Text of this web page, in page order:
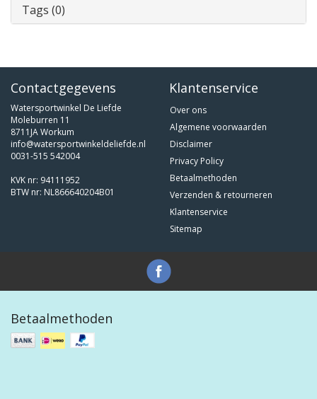
Tags (0)
Contactgegevens
Watersportwinkel De Liefde
Moleburren 11
8711JA Workum
info@watersportwinkeldeliefde.nl
0031-515 542004
KVK nr: 94111952
BTW nr: NL866640204B01
Klantenservice
Over ons
Algemene voorwaarden
Disclaimer
Privacy Policy
Betaalmethoden
Verzenden & retourneren
Klantenservice
Sitemap
Betaalmethoden